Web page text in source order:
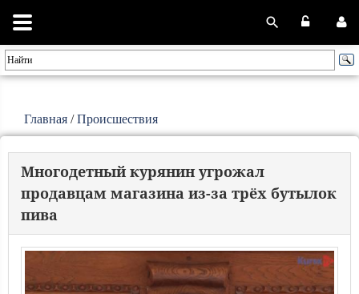
Главная /Происшествия
Многодетный курянин угрожал
продавцам магазина из-за трёх бутылок
пива